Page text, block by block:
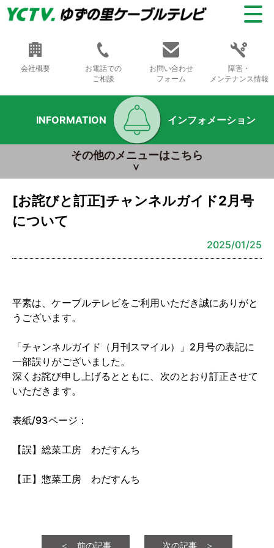
会社概要
お電話での
ご相談
お問い合わせ
フォーム
障害・
メンテナンス情報
INFORMATION インフォメーション
その他のメニューはこちら
[お詫びと訂正]チャンネルガイド2月号
について
2025/01/25
平素は、ケーブルテレビをご利用いただき誠にありがと
うございます。
「チャンネルガイド（月刊スマイル）」2月号の表記に
一部誤りがございました。
深くお詫び申し上げるとともに、次のとおり訂正させて
いただきます。
表紙/93ページ：
【誤】総菜工房 わだすんち
【正】惣菜工房 わだすんち
＜ 前の記事 次の記事 ＞